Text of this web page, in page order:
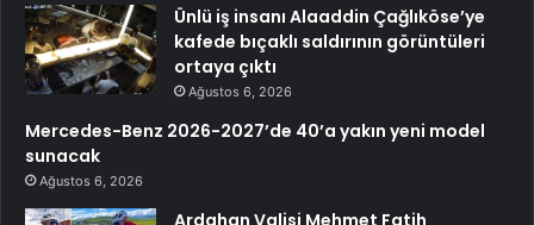
Ünlü iş insanı Alaaddin Çağlıköse’ye
kafede bıçaklı saldırının görüntüleri
ortaya çıktı
Ağustos 6, 2026
Mercedes-Benz 2026-2027’de 40’a yakın yeni model
sunacak
Ağustos 6, 2026
Ardahan Valisi Mehmet Fatih